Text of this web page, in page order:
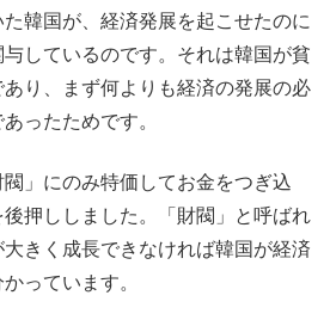
韓国が、経済発展を起こせたのに
しているのです。それは韓国が貧
り、まず何よりも経済の発展の必
ったためです。
」にのみ特価してお金をつぎ込
押ししました。「財閥」と呼ばれ
きく成長できなければ韓国が経済
っています。